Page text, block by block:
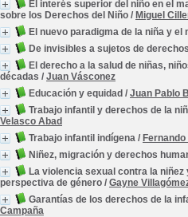
El interés superior del niño en el
sobre los Derechos del Niño / Miguel
El nuevo paradigma de la niña y
De invisibles a sujetos de derechos
El derecho a la salud de niñas,
décadas / Juan Vásconez
Educación y equidad / Juan Pablo
Trabajo infantil y derechos de la
Velasco Abad
Trabajo infantil indígena /
Niñez, migración y derechos
La violencia sexual contra la
perspectiva de género / Gayne
Garantías de los derechos de la
Campaña